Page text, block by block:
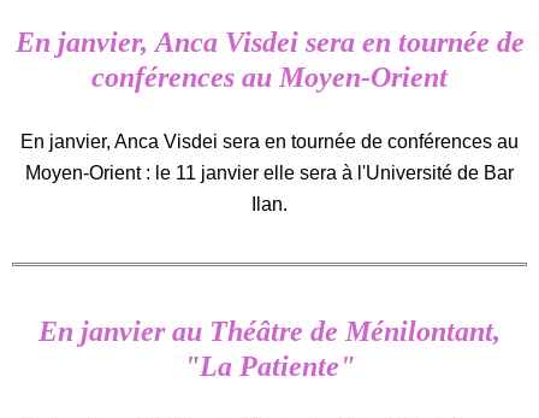
En janvier, Anca Visdei sera en tournée de
conférences au Moyen-Orient
En janvier, Anca Visdei sera en tournée de conférences au
Moyen-Orient : le 11 janvier elle sera à l'Université de Bar
Ilan.
En janvier au Théâtre de Ménilontant,
"La Patiente"